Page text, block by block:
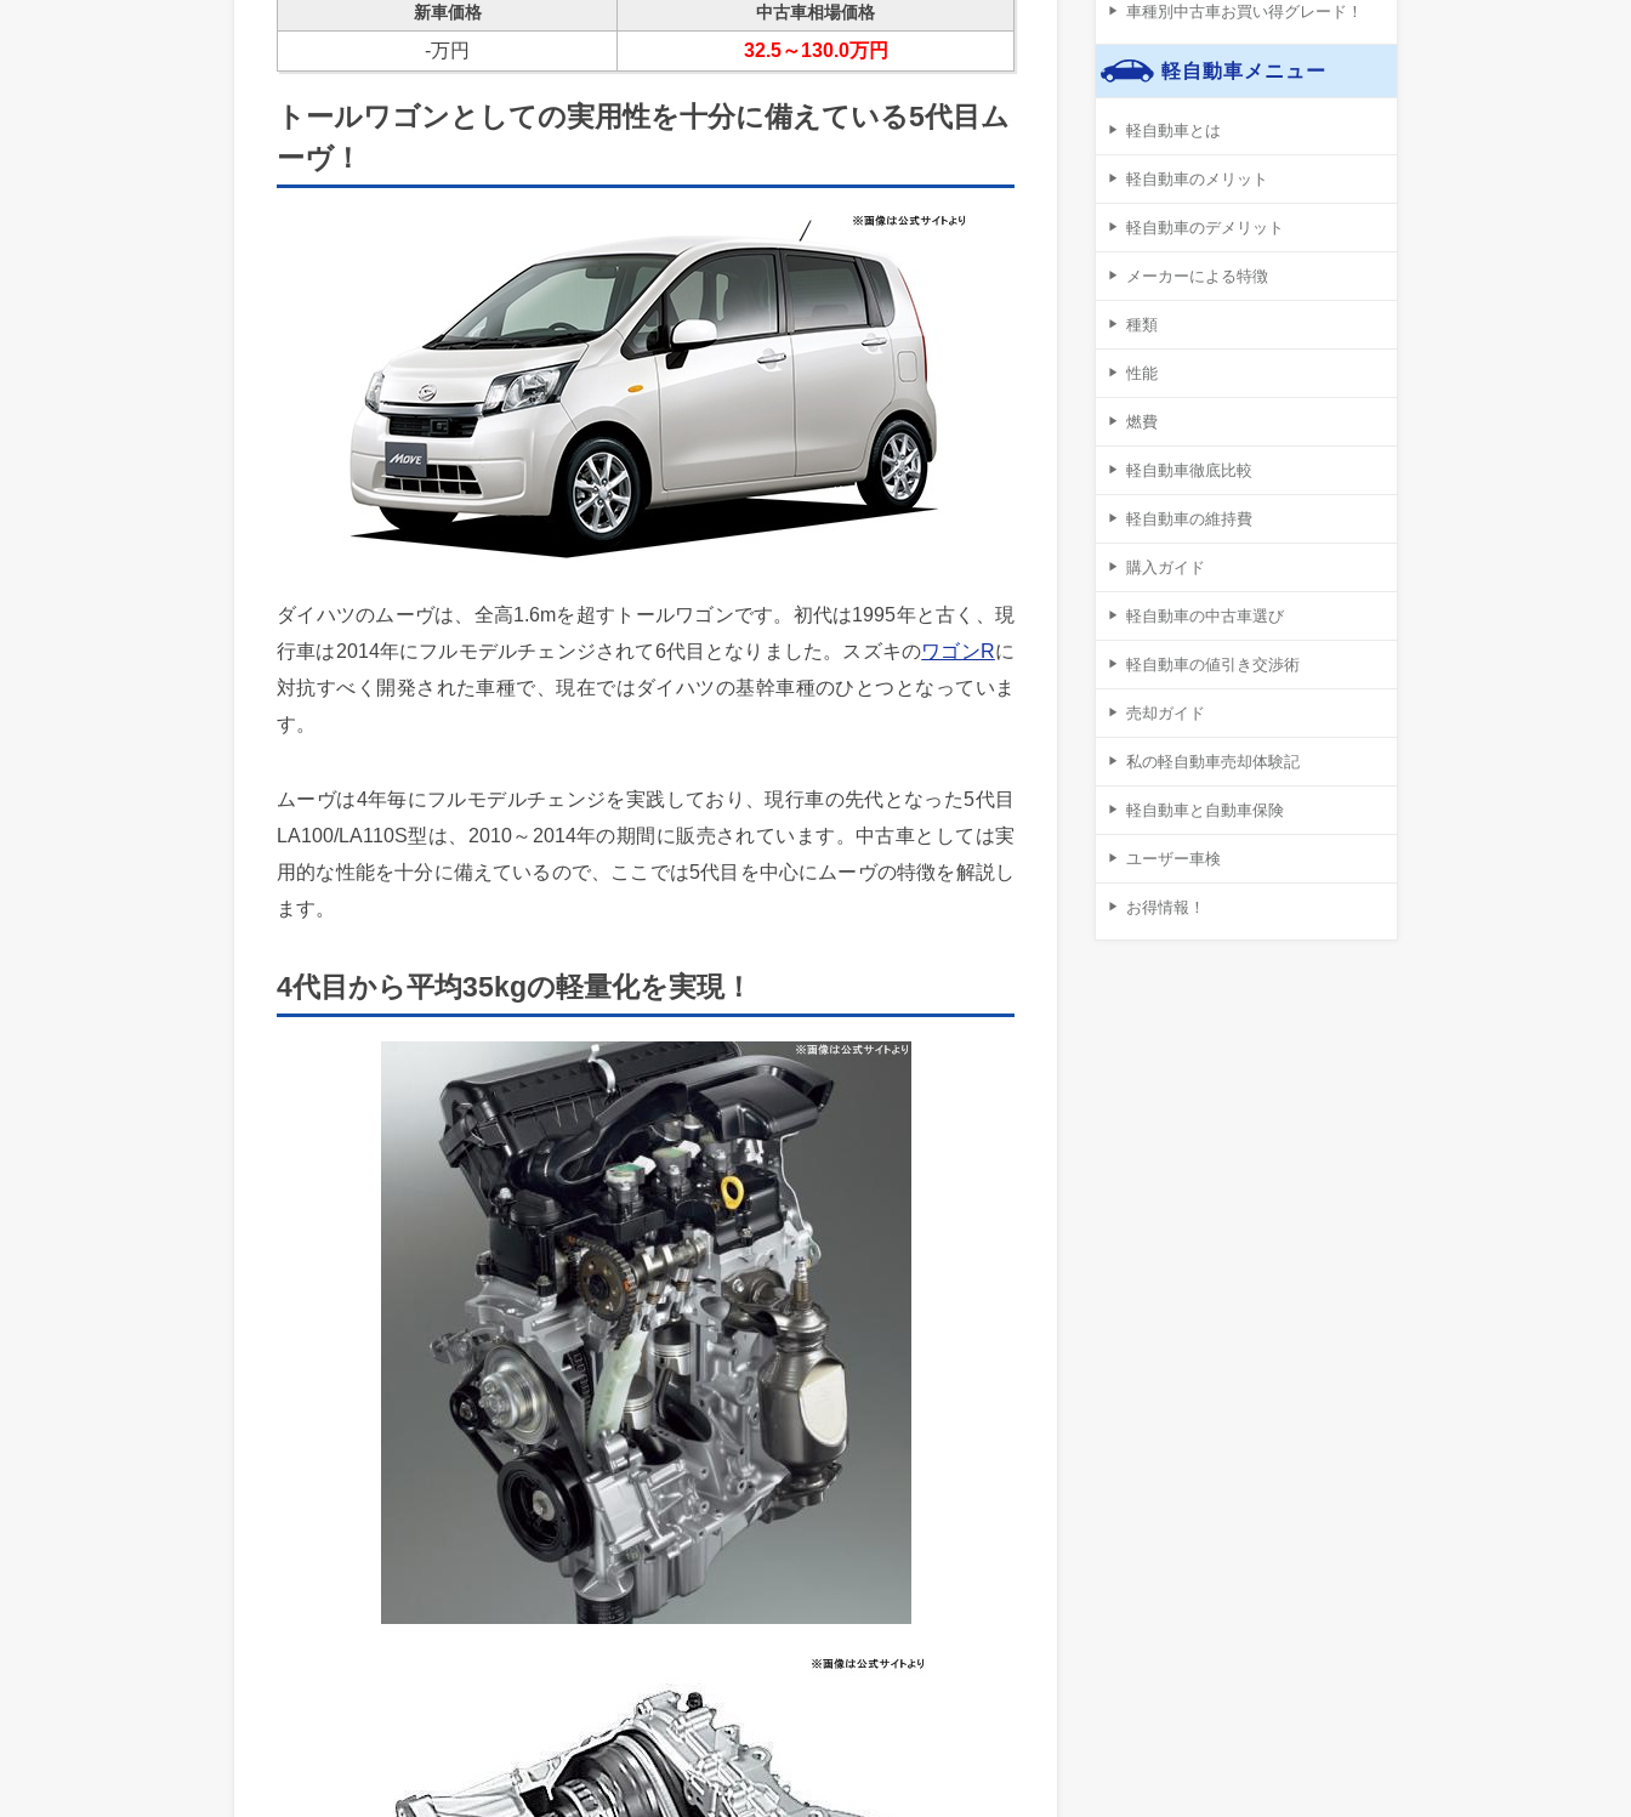
新車価格
中古車相場価格
-万円 32.5～130.0万円
トールワゴンとしての実用性を十分に備えている5代目ム
ーヴ！
ダイハツのムーヴは、全高1.6mを超すトールワゴンです。初代は1995年と古く、現
行車は2014年にフルモデルチェンジされて6代目となりました。スズキのワゴンRに
対抗すべく開発された車種で、現在ではダイハツの基幹車種のひとつとなっていま
す。
ムーヴは4年毎にフルモデルチェンジを実践しており、現行車の先代となった5代目
LA100/LA110S型は、2010～2014年の期間に販売されています。中古車としては実
用的な性能を十分に備えているので、ここでは5代目を中心にムーヴの特徴を解説し
ます。
4代目から平均35kgの軽量化を実現！
車種別中古車お買い得グレード！
軽自動車メニュー
軽自動車とは
軽自動車のメリット
軽自動車のデメリット
メーカーによる特徴
種類
性能
燃費
軽自動車徹底比較
軽自動車の維持費
購入ガイド
軽自動車の中古車選び
軽自動車の値引き交渉術
売却ガイド
私の軽自動車売却体験記
軽自動車と自動車保険
ユーザー車検
お得情報！